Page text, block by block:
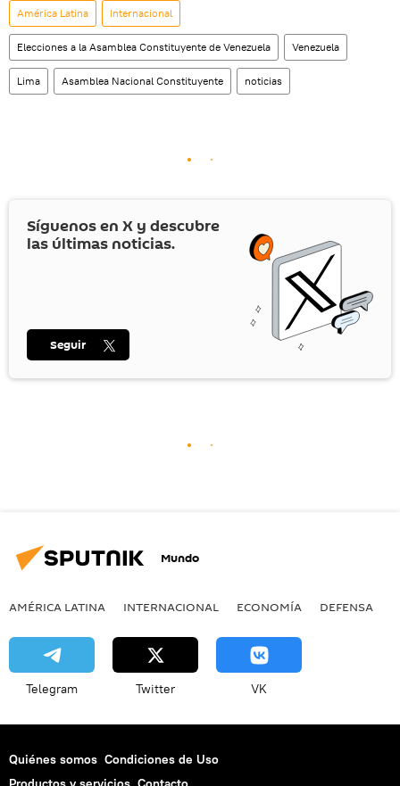
América Latina Internacional
Elecciones a la Asamblea Constituyente de Venezuela Venezuela
Lima Asamblea Nacional Constituyente noticias
Síguenos en X y descubre
las últimas noticias.
Seguir
Mundo
AMÉRICA LATINA INTERNACIONAL ECONOMÍA DEFENSA
Telegram Twitter VK
Quiénes somos Condiciones de Uso